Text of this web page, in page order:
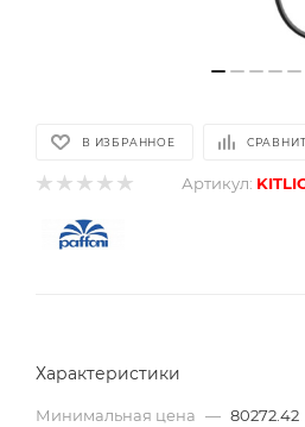
В ИЗБРАННОЕ
Артикул:
Характеристики
Минимальная цена — 80272.42